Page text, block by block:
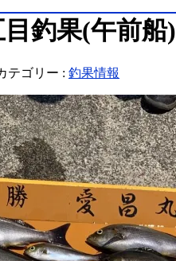
釣果(午前船)
テゴリー : 釣果情報